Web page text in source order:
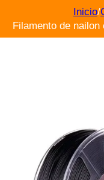
Inicio/
Filamento de